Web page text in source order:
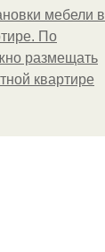
мебели в
По
размещать
квартире